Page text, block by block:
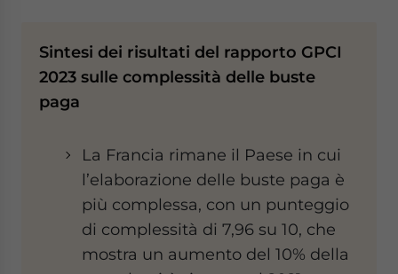
Sintesi dei risultati del rapporto GPCI
2023 sulle complessità delle buste
paga
La Francia rimane il Paese in cui
l’elaborazione delle buste paga è
più complessa, con un punteggio
di complessità di 7,96 su 10, che
mostra un aumento del 10% della